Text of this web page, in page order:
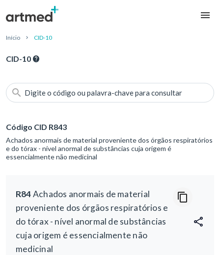
Início CID-10
CID-10
Digite o código ou palavra-chave para consultar
Código CID R843
Achados anormais de material proveniente dos órgãos respiratórios
e do tórax - nível anormal de substâncias cuja origem é
essencialmente não medicinal
R84Achados anormais de material
proveniente dos órgãos respiratórios e
do tórax - nível anormal de substâncias
cuja origem é essencialmente não
medicinal